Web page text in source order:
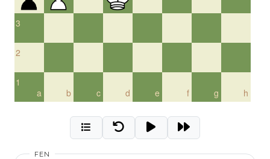
3
2
a
1
b
c d e f g h
FEN